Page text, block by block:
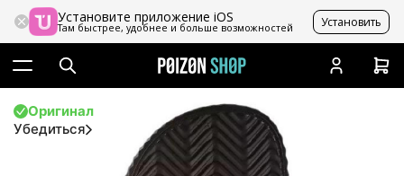
Установите приложение iOS
Там быстрее, удобнее и больше возможностей Установить
Оригинал
Убедиться